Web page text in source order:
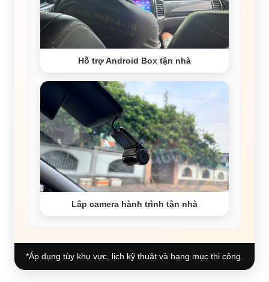
Hỗ trợ Android Box tận nhà
Lắp camera hành trình tận nhà
*Áp dụng tùy khu vực, lịch kỹ thuật và hạng mục thi công.